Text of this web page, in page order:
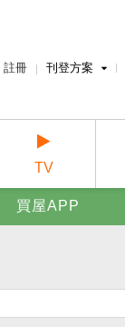
註冊 刊登方案
賣屋刊登
廣告刊登
TV
買屋APP